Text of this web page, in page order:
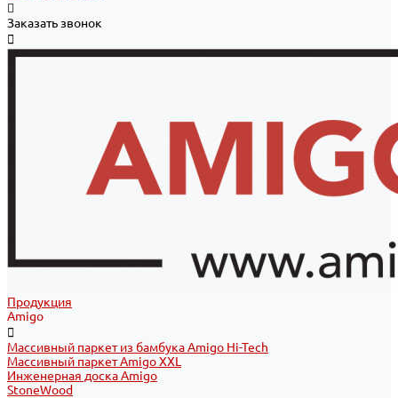
Заказать звонок
Продукция
Amigo
Массивный паркет из бамбука Amigo Hi-Tech
Массивный паркет Amigo XXL
Инженерная доска Amigo
StoneWood